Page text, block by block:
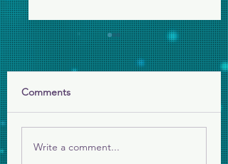
生死教育營
Comments
Write a comment...